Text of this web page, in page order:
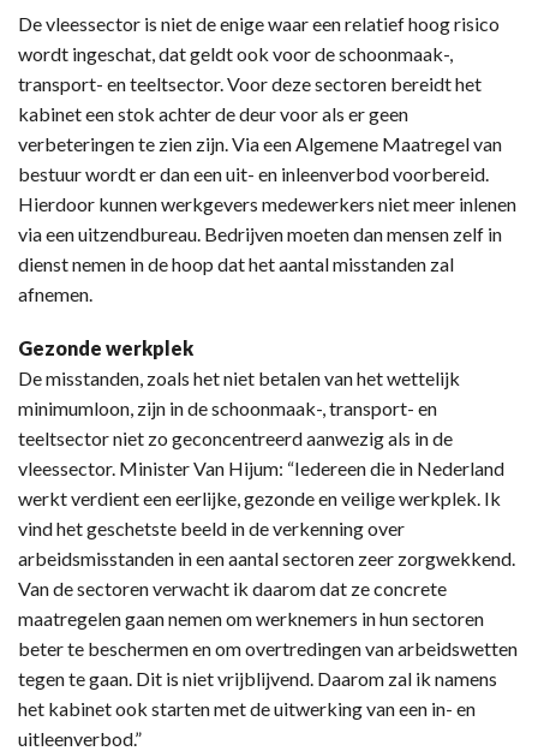
De vleessector is niet de enige waar een relatief hoog risico
wordt ingeschat, dat geldt ook voor de schoonmaak-,
transport- en teeltsector. Voor deze sectoren bereidt het
kabinet een stok achter de deur voor als er geen
verbeteringen te zien zijn. Via een Algemene Maatregel van
bestuur wordt er dan een uit- en inleenverbod voorbereid.
Hierdoor kunnen werkgevers medewerkers niet meer inlenen
via een uitzendbureau. Bedrijven moeten dan mensen zelf in
dienst nemen in de hoop dat het aantal misstanden zal
afnemen.
Gezonde werkplek
De misstanden, zoals het niet betalen van het wettelijk
minimumloon, zijn in de schoonmaak-, transport- en
teeltsector niet zo geconcentreerd aanwezig als in de
vleessector. Minister Van Hijum: “Iedereen die in Nederland
werkt verdient een eerlijke, gezonde en veilige werkplek. Ik
vind het geschetste beeld in de verkenning over
arbeidsmisstanden in een aantal sectoren zeer zorgwekkend.
Van de sectoren verwacht ik daarom dat ze concrete
maatregelen gaan nemen om werknemers in hun sectoren
beter te beschermen en om overtredingen van arbeidswetten
tegen te gaan. Dit is niet vrijblijvend. Daarom zal ik namens
het kabinet ook starten met de uitwerking van een in- en
uitleenverbod.”